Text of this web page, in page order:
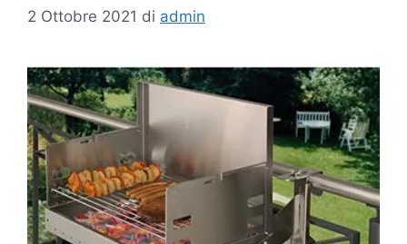
2 Ottobre 2021 di admin